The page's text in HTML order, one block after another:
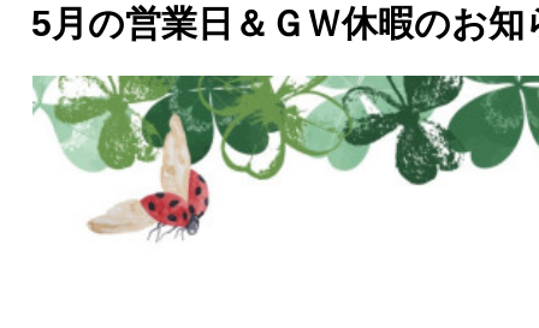
5月の営業日＆ＧＷ休暇のお知